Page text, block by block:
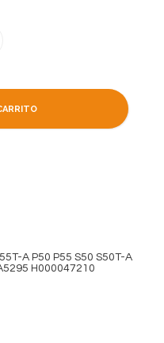
A P50 P55 S50 S50T-A
H000047210